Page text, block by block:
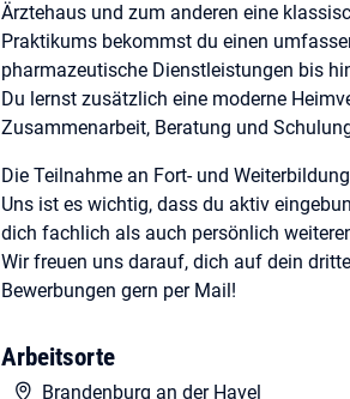
Ärztehaus und zum anderen eine
Praktikums bekommst du einen
pharmazeutische Dienstleistungen bis
Du lernst zusätzlich eine moderne
Zusammenarbeit, Beratung und
Die Teilnahme an Fort- und
Uns ist es wichtig, dass du aktiv
dich fachlich als auch persönlich
Wir freuen uns darauf, dich auf dein
Bewerbungen gern per Mail!
Arbeitsorte
Brandenburg an der Havel